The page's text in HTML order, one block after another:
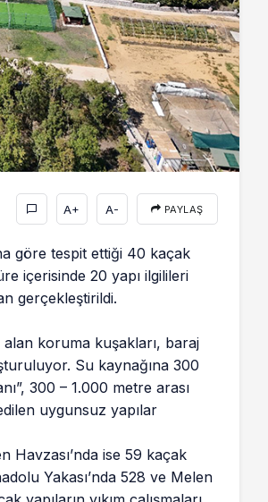
A+ A- PAYLAŞ
göre tespit ettiği 40 kaçak
içerisinde 20 yapı ilgilileri
gerçekleştirildi.
alan koruma kuşakları, baraj
Su kaynağına 300
300 – 1.000 metre arası
uygunsuz yapılar
Havzası’nda ise 59 kaçak
Yakası’nda 528 ve Melen